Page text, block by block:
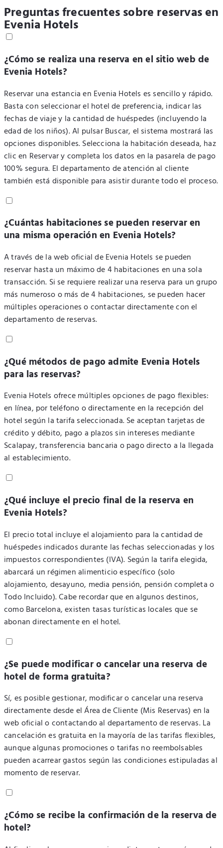
Preguntas frecuentes sobre reservas en
Evenia Hotels
¿Cómo se realiza una reserva en el sitio web de
Evenia Hotels?
Reservar una estancia en Evenia Hotels es sencillo y rápido.
Basta con seleccionar el hotel de preferencia, indicar las
fechas de viaje y la cantidad de huéspedes (incluyendo la
edad de los niños). Al pulsar Buscar, el sistema mostrará las
opciones disponibles. Selecciona la habitación deseada, haz
clic en Reservar y completa los datos en la pasarela de pago
100% segura. El departamento de atención al cliente
también está disponible para asistir durante todo el proceso.
¿Cuántas habitaciones se pueden reservar en
una misma operación en Evenia Hotels?
A través de la web oficial de Evenia Hotels se pueden
reservar hasta un máximo de 4 habitaciones en una sola
transacción. Si se requiere realizar una reserva para un grupo
más numeroso o más de 4 habitaciones, se pueden hacer
múltiples operaciones o contactar directamente con el
departamento de reservas.
¿Qué métodos de pago admite Evenia Hotels
para las reservas?
Evenia Hotels ofrece múltiples opciones de pago flexibles:
en línea, por teléfono o directamente en la recepción del
hotel según la tarifa seleccionada. Se aceptan tarjetas de
crédito y débito, pago a plazos sin intereses mediante
Scalapay, transferencia bancaria o pago directo a la llegada
al establecimiento.
¿Qué incluye el precio final de la reserva en
Evenia Hotels?
El precio total incluye el alojamiento para la cantidad de
huéspedes indicados durante las fechas seleccionadas y los
impuestos correspondientes (IVA). Según la tarifa elegida,
abarcará un régimen alimenticio específico (solo
alojamiento, desayuno, media pensión, pensión completa o
Todo Incluido). Cabe recordar que en algunos destinos,
como Barcelona, existen tasas turísticas locales que se
abonan directamente en el hotel.
¿Se puede modificar o cancelar una reserva de
hotel de forma gratuita?
Sí, es posible gestionar, modificar o cancelar una reserva
directamente desde el Área de Cliente (Mis Reservas) en la
web oficial o contactando al departamento de reservas. La
cancelación es gratuita en la mayoría de las tarifas flexibles,
aunque algunas promociones o tarifas no reembolsables
pueden acarrear gastos según las condiciones estipuladas al
momento de reservar.
¿Cómo se recibe la confirmación de la reserva de
hotel?